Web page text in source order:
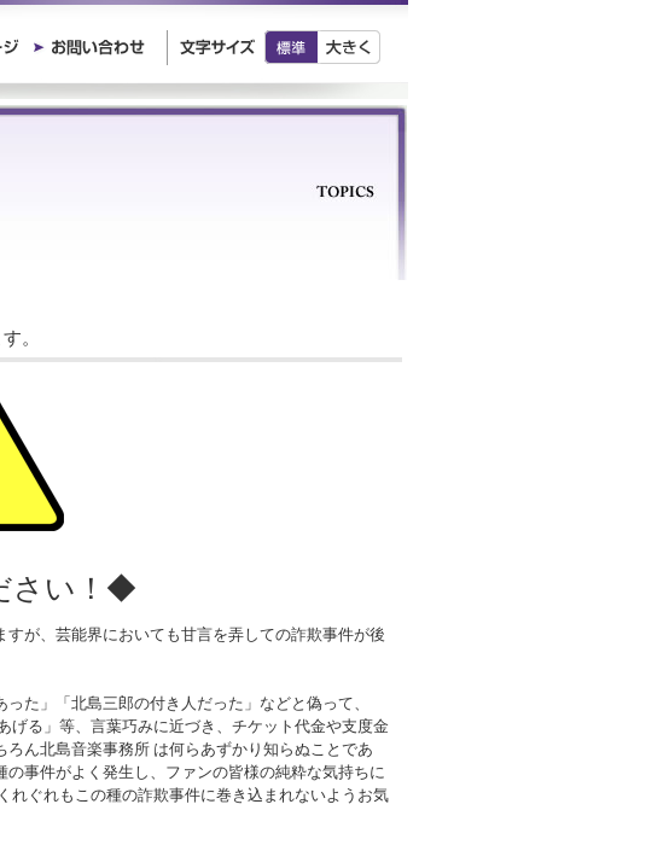
。
さい！◆
が、芸能界においても甘言を弄しての詐欺事件が後
た」「北島三郎の付き人だった」などと偽って、
げる」等、言葉巧みに近づき、チケット代金や支度金
ん北島音楽事務所 は何らあずかり知らぬことであ
事件がよく発生し、ファンの皆様の純粋な気持ちに
れぐれもこの種の詐欺事件に巻き込まれないようお気